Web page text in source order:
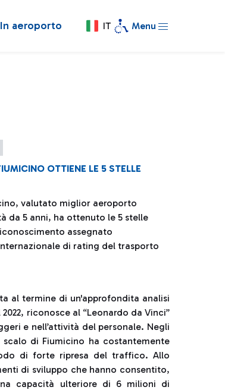
In aeroporto IT Menu
OTTIENE LE 5 STELLE
valutato miglior aeroporto
da 5 anni, ha ottenuto le 5 stelle
assegnato
di rating del trasporto
al termine di un'approfondita analisi
riconosce al “Leonardo da Vinci”
e nell’attività del personale. Negli
di Fiumicino ha costantemente
di forte ripresa del traffico. Allo
di sviluppo che hanno consentito,
capacità ulteriore di 6 milioni di